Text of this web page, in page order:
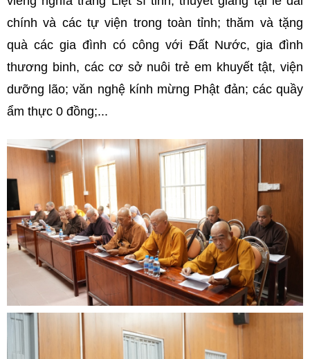
chính và các tự viện trong toàn tỉnh; thăm và tặng
quà các gia đình có công với Đất Nước, gia đình
thương binh, các cơ sở nuôi trẻ em khuyết tật, viện
dưỡng lão; văn nghệ kính mừng Phật đản; các quầy
ẩm thực 0 đồng;...